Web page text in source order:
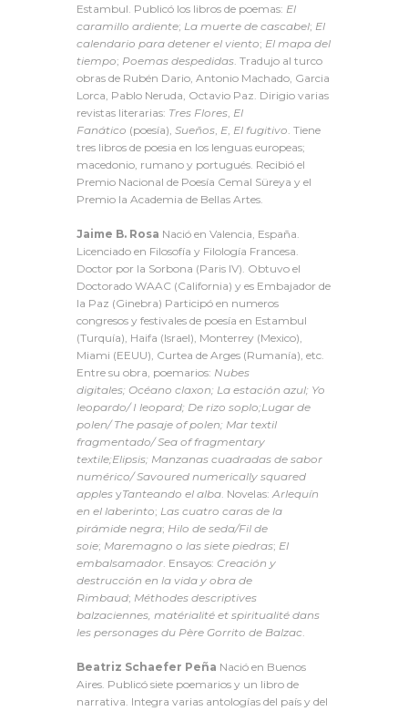
Estambul. Publicó los libros de poemas: El
caramillo ardiente; La muerte de cascabel; El
calendario para detener el viento; El mapa del
tiempo; Poemas despedidas . Tradujo al turco
obras de Rubén Dario, Antonio Machado, Garcia
Lorca, Pablo Neruda, Octavio Paz. Dirigio varias
revistas literarias: Tres Flores El
Fanático (poesía), Sueños E El fugitivo . Tiene
tres libros de poesia en los lenguas europeas;
macedonio, rumano y portugués. Recibió el
Premio Nacional de Poesía Cemal Süreya y el
Premio la Academia de Bellas Artes.
Jaime B. Rosa Nació en Valencia, España.
Licenciado en Filosofía y Filología Francesa.
Doctor por la Sorbona (Paris IV). Obtuvo el
Doctorado WAAC (California) y es Embajador de
la Paz (Ginebra) Participó en numeros
congresos y festivales de poesía en Estambul
(Turquía), Haifa (Israel), Monterrey (Mexico),
Miami (EEUU), Curtea de Arges (Rumanía), etc.
Entre su obra, poemarios: Nubes
digitales; Océano claxon; La estación azul; Yo
leopardo/ I leopard; De rizo soplo;Lugar de
polen/ The pasaje of polen; Mar textil
fragmentado/ Sea of fragmentary
textile;Elipsis; Manzanas cuadradas de sabor
numérico/ Savoured numerically squared
apples yTanteando el alba . Novelas: Arlequín
en el laberinto; Las cuatro caras de la
pirámide negra; Hilo de seda/Fil de
soie; Maremagno o las siete piedras; El
embalsamador . Ensayos: Creación y
destrucción en la vida y obra de
Rimbaud; Méthodes descriptives
balzaciennes, matérialité et spiritualité dans
les personages du Père Gorrito de Balzac
Beatriz Schaefer Peña Nació en Buenos
Aires. Publicó siete poemarios y un libro de
narrativa. Integra varias antologías del país y del